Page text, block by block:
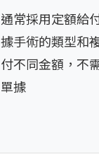
通常採用定額給
據手術的類型和
付不同金額，不
單據